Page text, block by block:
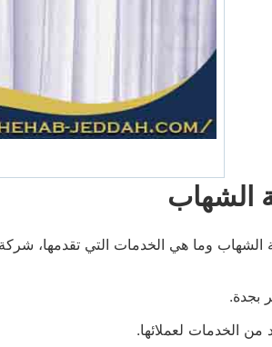
الشهاب
الشهاب وما هي الخدمات التي تقدمها،
بجدة.
من الخدمات لعملائها.